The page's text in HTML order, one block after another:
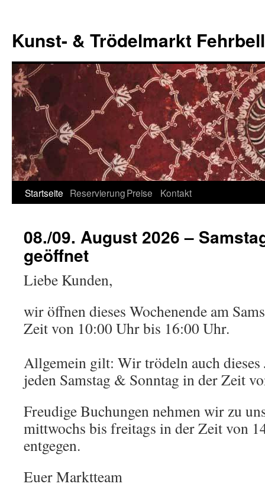
springen
Kunst- & Trödelmarkt
Startseite ReservierungPreise Kontakt
08./09. August 2026 –
geöffnet
Liebe Kunden,
wir öffnen dieses Wochenende am
Zeit von 10:00 Uhr bis 16:00 Uhr.
Allgemein gilt: Wir trödeln auch dieses
jeden Samstag & Sonntag in der Zeit
Freudige Buchungen nehmen wir zu
mittwochs bis freitags in der Zeit von
entgegen.
Euer Marktteam